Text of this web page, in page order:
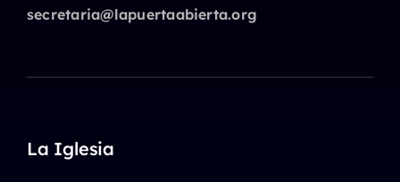
secretaria@lapuertaabierta.org
La Iglesia